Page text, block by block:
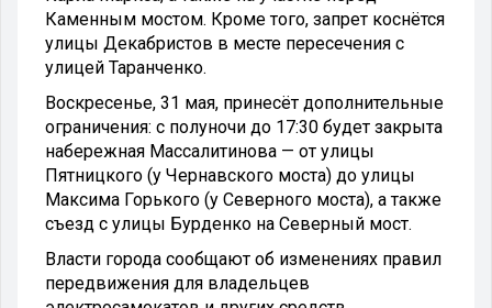
Каменным мостом. Кроме того, запрет коснётся
улицы Декабристов в месте пересечения с
улицей Таранченко.
Воскресенье, 31 мая, принесёт дополнительные
ограничения: с полуночи до 17:30 будет закрыта
набережная Массалитинова — от улицы
Пятницкого (у Чернавского моста) до улицы
Максима Горького (у Северного моста), а также
съезд с улицы Бурденко на Северный мост.
Власти города сообщают об изменениях правил
передвижения для владельцев